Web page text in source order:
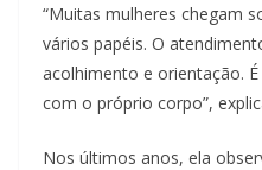
“Muitas mulheres chegam
vários papéis. O
acolhimento e orientação.
com o próprio corpo”,
Nos últimos anos, ela